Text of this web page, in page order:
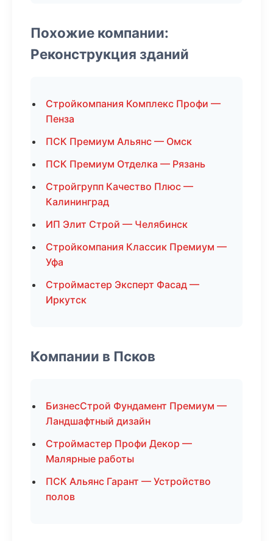
Похожие компании:
Реконструкция зданий
Стройкомпания Комплекс Профи —
Пенза
ПСК Премиум Альянс — Омск
ПСК Премиум Отделка — Рязань
Стройгрупп Качество Плюс —
Калининград
ИП Элит Строй — Челябинск
Стройкомпания Классик Премиум —
Уфа
Строймастер Эксперт Фасад —
Иркутск
Компании в Псков
БизнесСтрой Фундамент Премиум —
Ландшафтный дизайн
Строймастер Профи Декор —
Малярные работы
ПСК Альянс Гарант — Устройство
полов